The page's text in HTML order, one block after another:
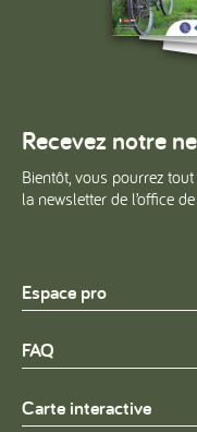
Recevez notre
Bientôt, vous pourrez
la newsletter de l’office
Espace pro
FAQ
Carte interactive